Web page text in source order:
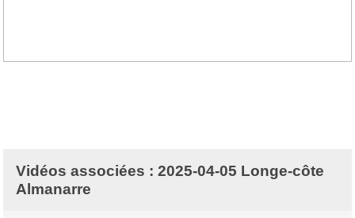
Vidéos associées : 2025-04-05 Longe-côte
Almanarre